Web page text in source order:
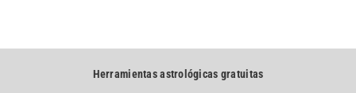
Herramientas astrológicas gratuitas